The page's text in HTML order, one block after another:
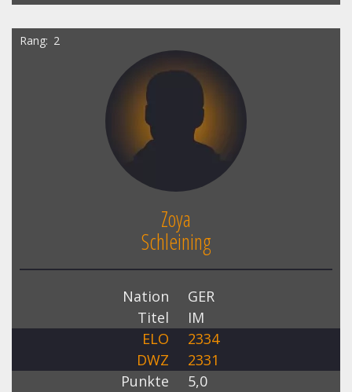
Rang 2
Zoya
Schleining
Nation
GER
Titel
IM
ELO
2334
DWZ
2331
Punkte
5,0